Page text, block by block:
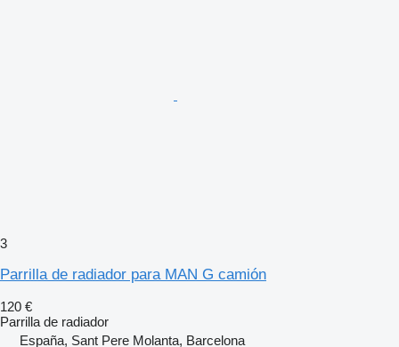
3
Parrilla de radiador para MAN G camión
120 €
Parrilla de radiador
España, Sant Pere Molanta, Barcelona